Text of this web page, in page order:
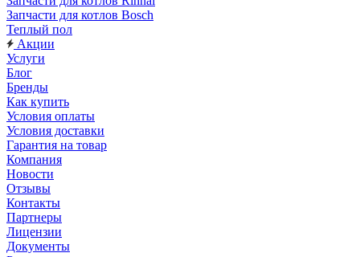
Запчасти для котлов Bosch
Теплый пол
Акции
Услуги
Блог
Бренды
Как купить
Условия оплаты
Условия доставки
Гарантия на товар
Компания
Новости
Отзывы
Контакты
Партнеры
Лицензии
Документы